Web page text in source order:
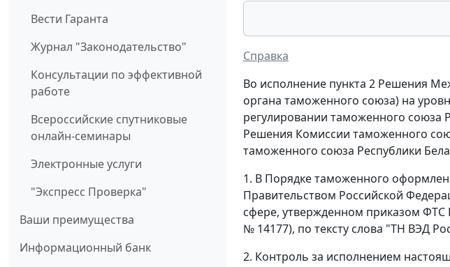
Вести Гаранта
Журнал "Законодательство"
Консультации по эффективной
работе
Всероссийские спутниковые
онлайн-семинары
Электронные услуги
"Экспресс Проверка"
Ваши преимущества
Информационный банк
Справка
Во исполнение пункта 2 Решения
органа таможенного союза) на
регулировании таможенного союза
Решения Комиссии таможенного
таможенного союза Республики
1. В Порядке таможенного
Правительством Российской
сфере, утвержденном приказом ФТС
№ 14177), по тексту слова "ТН ВЭД
2. Контроль за исполнением